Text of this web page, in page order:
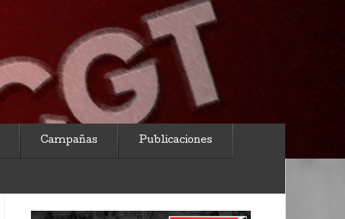
Campañas Publicaciones